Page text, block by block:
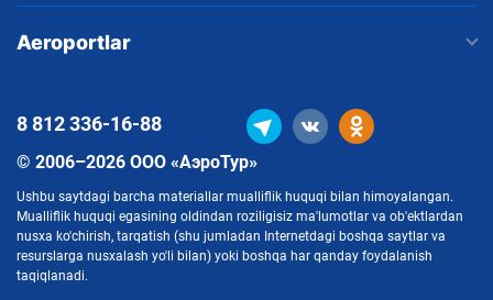
Aeroportlar
© 2006–2026 ООО «АэроТур»
Ushbu saytdagi barcha materiallar mualliflik huquqi bilan himoyalangan.
Mualliflik huquqi egasining oldindan roziligisiz ma'lumotlar va ob'ektlardan
nusxa ko'chirish, tarqatish (shu jumladan Internetdagi boshqa saytlar va
resurslarga nusxalash yo'li bilan) yoki boshqa har qanday foydalanish
taqiqlanadi.
8 812336-16-88